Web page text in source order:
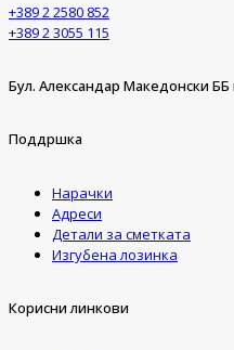
+389 2 2580 852
+389 2 3055 115
Бул. Александар Македонски ББ
Поддршка
Нарачки
Адреси
Детали за сметката
Изгубена лозинка
Корисни линкови